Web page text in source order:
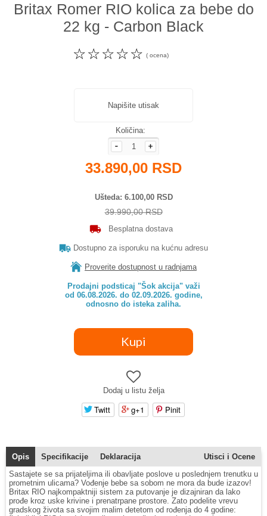
Britax Romer RIO kolica za bebe do
22 kg - Carbon Black
☆
☆
☆
☆
☆ ( ocena)
Napišite utisak
Količina:
33.890,00 RSD
Ušteda 6.100,00 RSD
39.990,00 RSD
Besplatna dostava
Dostupno za isporuku na kućnu adresu
Proverite dostupnost u radnjama
Prodajni podsticaj "Šok akcija" važi
od 06.08.2026. do 02.09.2026. godine,
odnosno do isteka zaliha.
Dodaj u listu želja
Twitt g+1 Pinit
Opis Specifikacije Deklaracija
Utisci i Ocene
Sastajete se sa prijateljima ili obavljate poslove u poslednjem trenutku u
prometnim ulicama? Vođenje bebe sa sobom ne mora da bude izazov!
Britax RIO najkompaktniji sistem za putovanje je dizajniran da lako
prođe kroz uske krivine i prenatrpane prostore. Zato podelite vrevu
gradskog života sa svojim malim detetom od rođenja do 4 godine: